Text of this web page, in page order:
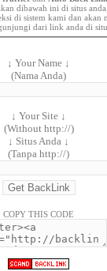
dibawah ini di situs
di sistem kami dan akan
dari link anda di
↓ Your Name ↓
(Nama Anda)
↓ Your Site ↓
(Without http://)
↓ Situs Anda ↓
(Tanpa http://)
COPY THIS CODE